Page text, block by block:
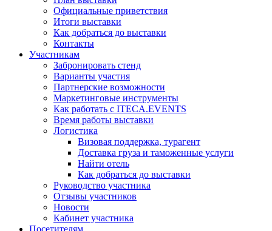
Официальные приветствия
Итоги выставки
Как добраться до выставки
Контакты
Участникам
Забронировать стенд
Варианты участия
Партнерские возможности
Маркетинговые инструменты
Как работать с ITECA.EVENTS
Время работы выставки
Логистика
Визовая поддержка, турагент
Доставка груза и таможенные услуги
Найти отель
Как добраться до выставки
Руководство участника
Отзывы участников
Новости
Кабинет участника
Посетителям